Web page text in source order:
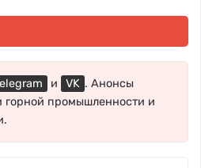
и VK . Анонсы
горной промышленности и